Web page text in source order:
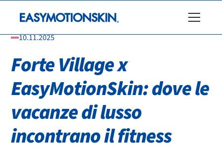
10.11.2025
Forte Village x
EasyMotionSkin: dove le
vacanze di lusso
incontrano il fitness